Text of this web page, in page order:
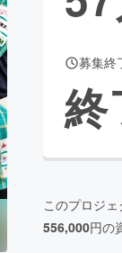
Creation
ニティ
募集終
終
このプロジ
556,000円の